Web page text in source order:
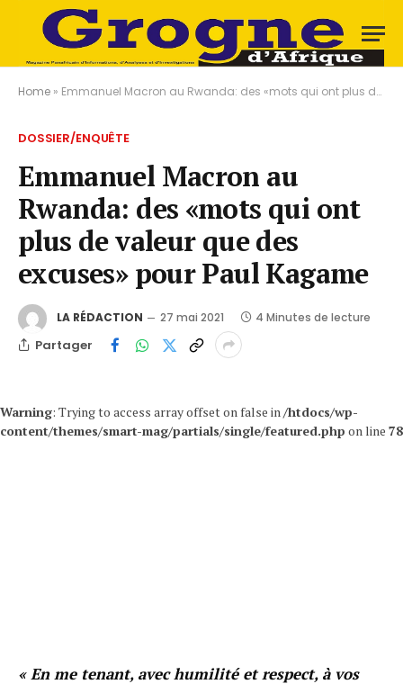
Home » Emmanuel Macron au Rwanda: des «mots qui ont plus de valeur que des excuses» pour Paul Kagame
DOSSIER/ENQUÊTE
Emmanuel Macron au
Rwanda: des «mots qui ont
plus de valeur que des
excuses» pour Paul Kagame
LA RÉDACTION 27 mai 2021 4 Minutes de lecture
Partager
Warning: Trying to access array offset on false in/htdocs/wp-
content/themes/smart-mag/partials/single/featured.php on line 78
« En me tenant, avec humilité et respect, à vos